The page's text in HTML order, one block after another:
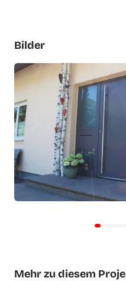
Bilder
Mehr zu diesem